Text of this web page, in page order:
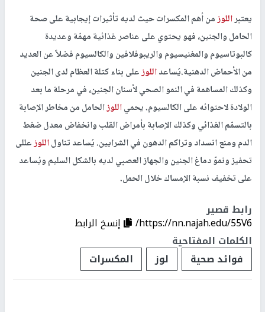
يعتبراللوزمن أهم المكسرات حيث لديه تأثيرات إيجابية على صحة
الحامل والجنين، فهو يحتوي على عناصر غذائية مهمّة وعديدة
كالبوتاسيوم والمغنيسيوم والريبوفلافين والكالسيوم فضلاً عن العديد
من الأحماض الدهنية.يُساعداللوزعلى بناء كتلة العظام لدى الجنين
وكذلك المساهمة في النمو الصحي لأسنان الجنين، في مرحلة ما بعد
الولادة لاحتوائه على الكالسيوم. يحمياللوزالحامل من مخاطر الإصابة
بالتسمّم الغذائي وكذلك الإصابة بأمراض القلب وانخفاض معدل ضغط
الدم ومنع انسداد وتراكم الدهون في الشرايين. يُساعد تناولاللوزعللى
تحفيز ونموّ دماغ الجنين والجهاز العصبي لديه بالشكل السليم ويُساعد
على تخفيف نسبة الإمساك خلال الحمل.
رابط قصير
https://nn.najah.edu/55V6/
إنسخ الرابط
الكلمات المفتاحية
فوائد صحية
لوز المكسرات